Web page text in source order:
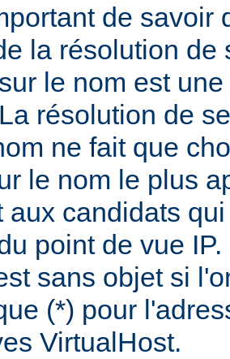
de savoir
la résolution de
le nom est
résolution de
ne fait que
le nom le plus
aux candidats
point de vue
sans objet si
(*) pour
VirtualHost.